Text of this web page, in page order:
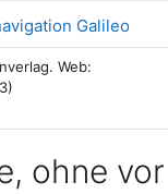
GalileoLink/
Web:
ohne